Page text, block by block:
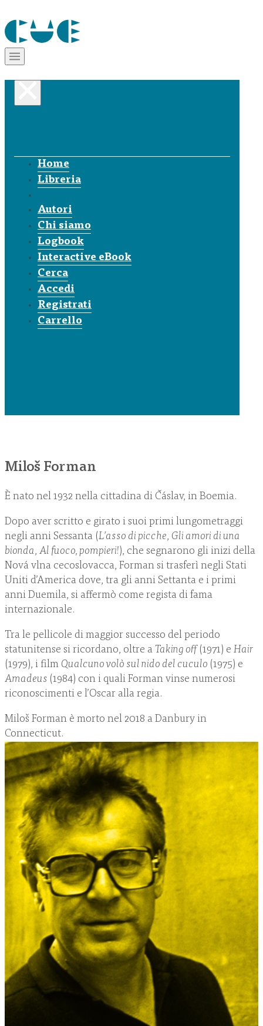
Home
Libreria
Autori
Chi siamo
Logbook
Interactive eBook
Cerca
Accedi
Registrati
Carrello
Miloš Forman
È nato nel 1932 nella cittadina di Čáslav, in Boemia.
Dopo aver scritto e girato i suoi primi lungometraggi
negli anni Sessanta (L’asso di picche, Gli amori di una
bionda, Al fuoco, pompieri!), che segnarono gli inizi della
Nová vlna cecoslovacca, Forman si trasferì negli Stati
Uniti d’America dove, tra gli anni Settanta e i primi
anni Duemila, si affermò come regista di fama
internazionale.
Tra le pellicole di maggior successo del periodo
statunitense si ricordano, oltre a Taking off (1971) e Hair
(1979), i film Qualcuno volò sul nido del cuculo (1975) e
Amadeus (1984) con i quali Forman vinse numerosi
riconoscimenti e l’Oscar alla regia.
Miloš Forman è morto nel 2018 a Danbury in
Connecticut.